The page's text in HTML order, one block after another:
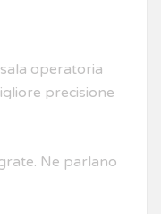
operatoria
precisione
Ne parlano